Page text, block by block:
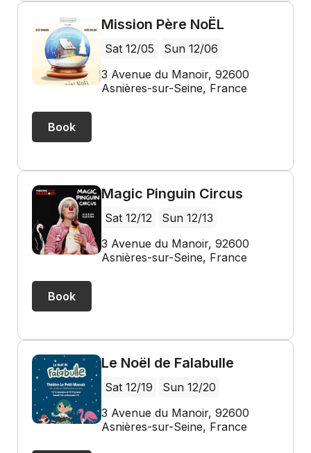
Mission Père NoËL
Sat 12/05
Sun 12/06
3 Avenue du Manoir, 92600
Asnières-sur-Seine, France
Book
Magic Pinguin Circus
Sat 12/12
Sun 12/13
3 Avenue du Manoir, 92600
Asnières-sur-Seine, France
Book
Le Noël de Falabulle
Sat 12/19
Sun 12/20
3 Avenue du Manoir, 92600
Asnières-sur-Seine, France